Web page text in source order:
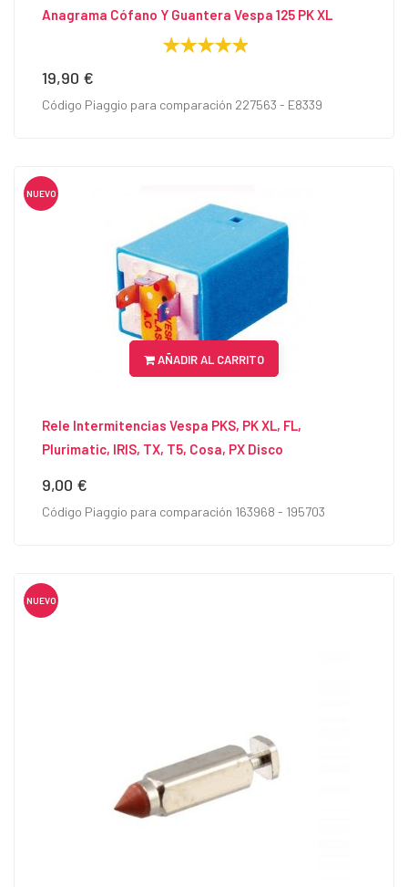
Anagrama Cófano Y Guantera Vespa 125 PK XL
Precio
19,90 €
Código Piaggio para comparación 227563 - E8339
NUEVO
AÑADIR AL CARRITO
Rele Intermitencias Vespa PKS, PK XL, FL,
Plurimatic, IRIS, TX, T5, Cosa, PX Disco
Precio
9,00 €
Código Piaggio para comparación 163968 - 195703
NUEVO